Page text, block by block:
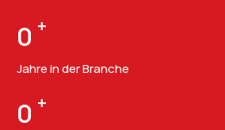
0 +
Jahre in der Branche
0 +